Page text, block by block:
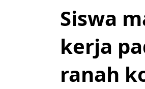
Siswa
kerja
ranah